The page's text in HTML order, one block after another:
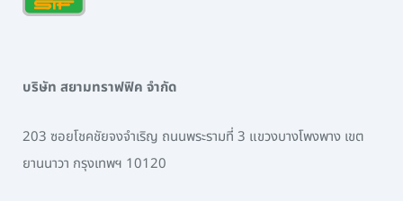
บริษัท สยามทราฟฟิค จำกัด
203 ซอยโชคชัยจงจำเริญ ถนนพระรามที่ 3 แขวงบางโพงพาง เขต
ยานนาวา กรุงเทพฯ 10120